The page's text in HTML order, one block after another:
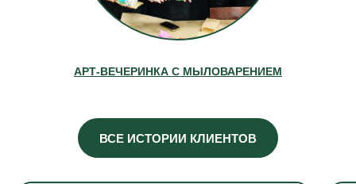
АРТ-ВЕЧЕРИНКА С МЫЛОВАРЕНИЕМ
ВСЕ ИСТОРИИ КЛИЕНТОВ